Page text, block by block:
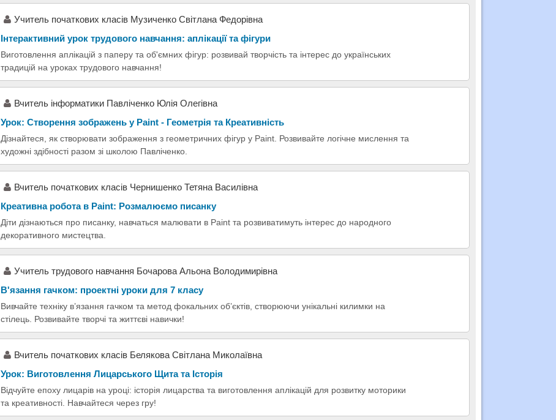
Учитель початкових класів Музиченко Світлана Федорівна
Інтерактивний урок трудового навчання: аплікації та фігури
Виготовлення аплікацій з паперу та об'ємних фігур: розвивай творчість та інтерес до українських
традицій на уроках трудового навчання!
Вчитель інформатики Павліченко Юлія Олегівна
Урок: Створення зображень у Paint - Геометрія та Креативність
Дізнайтеся, як створювати зображення з геометричних фігур у Paint. Розвивайте логічне мислення та
художні здібності разом зі школою Павліченко.
Вчитель початкових класів Чернишенко Тетяна Василівна
Креативна робота в Paint: Розмалюємо писанку
Діти дізнаються про писанку, навчаться малювати в Paint та розвиватимуть інтерес до народного
декоративного мистецтва.
Учитель трудового навчання Бочарова Альона Володимирівна
В'язання гачком: проектні уроки для 7 класу
Вивчайте техніку в’язання гачком та метод фокальних об’єктів, створюючи унікальні килимки на
стілець. Розвивайте творчі та життєві навички!
Вчитель початкових класів Белякова Світлана Миколаївна
Урок: Виготовлення Лицарського Щита та Історія
Відчуйте епоху лицарів на уроці: історія лицарства та виготовлення аплікацій для розвитку моторики
та креативності. Навчайтеся через гру!